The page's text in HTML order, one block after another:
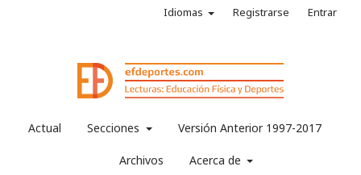
Actual Secciones Versión Anterior 1997-2017
Archivos Acerca de
Idiomas Registrarse Entrar